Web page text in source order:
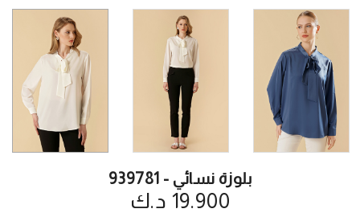
بلوزة نسائي - 939781
19.900 د.ك